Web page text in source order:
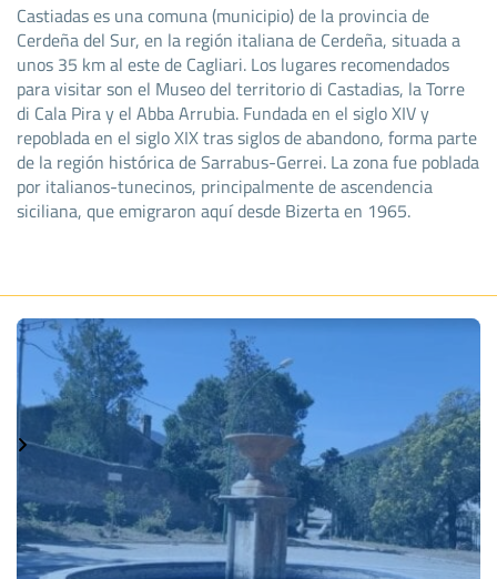
Castiadas es una comuna (municipio) de la provincia de
Cerdeña del Sur, en la región italiana de Cerdeña, situada a
unos 35 km al este de Cagliari. Los lugares recomendados
para visitar son el Museo del territorio di Castadias, la Torre
di Cala Pira y el Abba Arrubia. Fundada en el siglo XIV y
repoblada en el siglo XIX tras siglos de abandono, forma parte
de la región histórica de Sarrabus-Gerrei. La zona fue poblada
por italianos-tunecinos, principalmente de ascendencia
siciliana, que emigraron aquí desde Bizerta en 1965.